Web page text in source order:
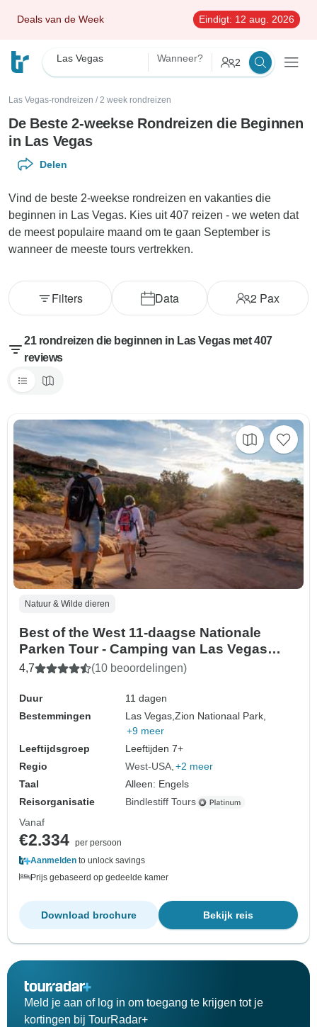
Deals van de Week Eindigt: 12 aug. 2026
Las Vegas Wanneer? 2
Las Vegas-rondreizen / 2 week rondreizen
De Beste 2-weekse Rondreizen die Beginnen
in Las Vegas
Delen
Vind de beste 2-weekse rondreizen en vakanties die
beginnen in Las Vegas. Kies uit 407 reizen - we weten dat
de meest populaire maand om te gaan September is
wanneer de meeste tours vertrekken.
Data 2 Pax
Filters
21 rondreizen die beginnen in Las Vegas met 407
reviews
Natuur & Wilde dieren
Best of the West 11-daagse Nationale
Parken Tour - Camping van Las Vegas
naar San Francisco
4,7 (10 beoordelingen)
Duur
11 dagen
Bestemmingen
Las Vegas,Zion Nationaal Park,
+9 meer
Leeftijdsgroep
Leeftijden 7+
Regio
West-USA +2 meer
Taal
Alleen: Engels
Reisorganisatie
Bindlestiff Tours
Vanaf
€2.334 per persoon
Aanmelden to unlock savings
Prijs gebaseerd op gedeelde kamer
Bekijk reis
Download brochure
Meld je aan of log in om toegang te krijgen tot je
kortingen bij TourRadar+